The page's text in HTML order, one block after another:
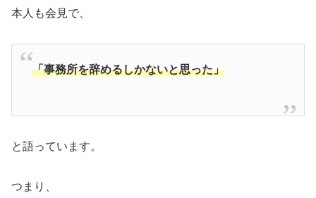
本人も会見で、
「事務所を辞めるしかないと思った」
と語っています。
つまり、